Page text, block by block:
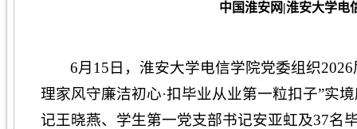
中国淮安网|淮安大学电
6月15日，淮安大学电信学院党委组织
理家风守廉洁初心·扣毕业从业第一粒扣子”实
记王晓燕、学生第一党支部书记安亚虹及37名